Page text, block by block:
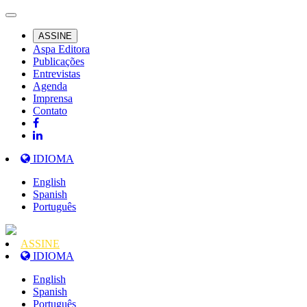
ASSINE
Aspa Editora
Publicações
Entrevistas
Agenda
Imprensa
Contato
IDIOMA
English
Spanish
Português
ASSINE
IDIOMA
English
Spanish
Português